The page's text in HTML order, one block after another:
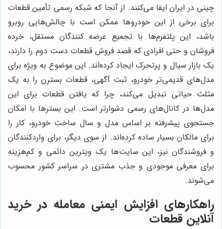
چینی در ایران ایفا می‌کنند. از آنجا که شبکه رسمی تأمین قطعات
برای برخی از این خودروها ممکن است با چالش‌هایی روبرو
باشد، این پلتفرم‌ها با تجمیع عرضه کنندگان مستقل، خرده
فروشان و حتی افرادی که قصد فروش قطعات دست دوم را دارند،
یک بازار سیال و پرتحرک ایجاد کرده‌اند. این موضوع به ویژه برای
مدل‌های قدیمی‌تر خودرو، ثبت آگهی، قطعات بسترن را به یک
مثلث حیاتی تبدیل می‌کند، چرا که یافتن قطعات برای این
مدل‌ها در کانال‌های رسمی دشوارتر است. این بسترها با امکان
جستجوی پیشرفته بر اساس مدل و سال ساخت خودرو، کار را
برای مالکان بسیار ساده کرده‌اند. از سوی دیگر، برای واردکنندگان
و فروشندگان نیز، این سایت‌ها یک ویترین دائمی و کم‌هزینه
برای معرفی موجودی و جذب مشتری در سراسر کشور محسوب
می‌شوند.
راهکارهای افزایش ایمنی معامله در خرید
آنلاین قطعات